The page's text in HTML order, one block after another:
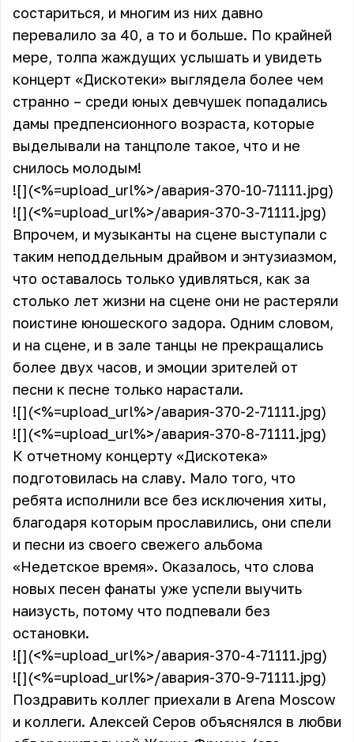
состариться, и многим из них давно
перевалило за 40, а то и больше. По крайней
мере, толпа жаждущих услышать и увидеть
концерт «Дискотеки» выглядела более чем
странно – среди юных девчушек попадались
дамы предпенсионного возраста, которые
выделывали на танцполе такое, что и не
снилось молодым!
![](<%=upload_url%>/авария-370-10-71111.jpg)
![](<%=upload_url%>/авария-370-3-71111.jpg)
Впрочем, и музыканты на сцене выступали с
таким неподдельным драйвом и энтузиазмом,
что оставалось только удивляться, как за
столько лет жизни на сцене они не растеряли
поистине юношеского задора. Одним словом,
и на сцене, и в зале танцы не прекращались
более двух часов, и эмоции зрителей от
песни к песне только нарастали.
![](<%=upload_url%>/авария-370-2-71111.jpg)
![](<%=upload_url%>/авария-370-8-71111.jpg)
К отчетному концерту «Дискотека»
подготовилась на славу. Мало того, что
ребята исполнили все без исключения хиты,
благодаря которым прославились, они спели
и песни из своего свежего альбома
«Недетское время». Оказалось, что слова
новых песен фанаты уже успели выучить
наизусть, потому что подпевали без
остановки.
![](<%=upload_url%>/авария-370-4-71111.jpg)
![](<%=upload_url%>/авария-370-9-71111.jpg)
Поздравить коллег приехали в Arena Moscow
и коллеги. Алексей Серов объяснялся в любви